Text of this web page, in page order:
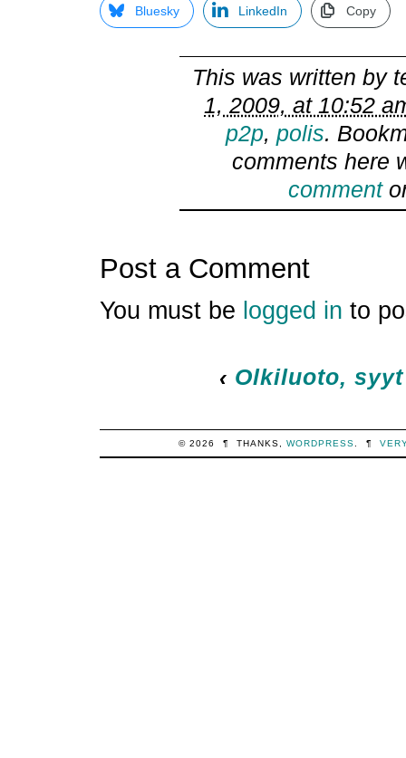
Bluesky LinkedIn Copy
This was written by
1, 2009, at 10:52
p2p, polis.
comments here
comment
Post a Comment
You must be logged in to
‹ Olkiluoto,
© 2026 ¶ THANKS, WORDPRESS ¶